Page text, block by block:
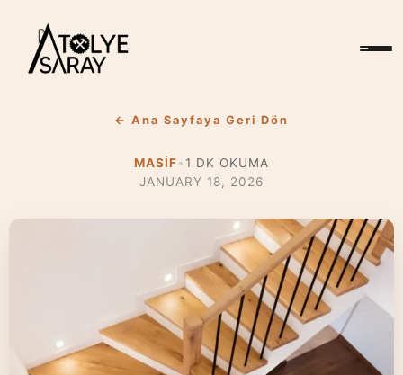
← Ana Sayfaya Geri Dön
MASIF•1 DK OKUMA
JANUARY 18, 2026